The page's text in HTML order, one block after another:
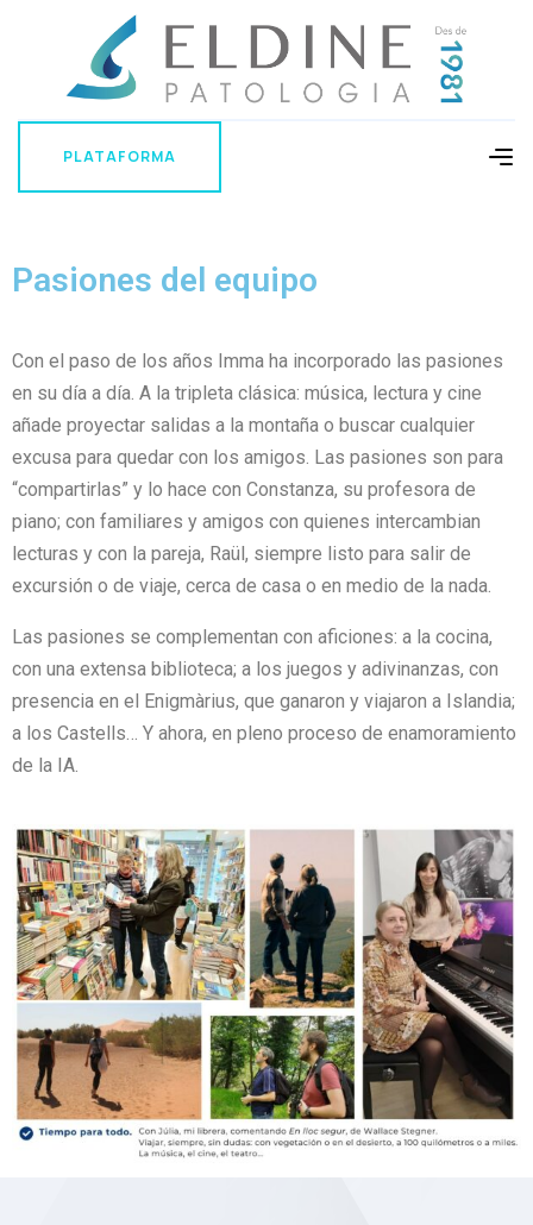
PLATAFORMA
Pasiones del equipo
Con el paso de los años Imma ha incorporado las pasiones
en su día a día. A la tripleta clásica: música, lectura y cine
añade proyectar salidas a la montaña o buscar cualquier
excusa para quedar con los amigos. Las pasiones son para
“compartirlas” y lo hace con Constanza, su profesora de
piano; con familiares y amigos con quienes intercambian
lecturas y con la pareja, Raül, siempre listo para salir de
excursión o de viaje, cerca de casa o en medio de la nada.
Las pasiones se complementan con aficiones: a la cocina,
con una extensa biblioteca; a los juegos y adivinanzas, con
presencia en el Enigmàrius, que ganaron y viajaron a Islandia;
a los Castells… Y ahora, en pleno proceso de enamoramiento
de la IA.